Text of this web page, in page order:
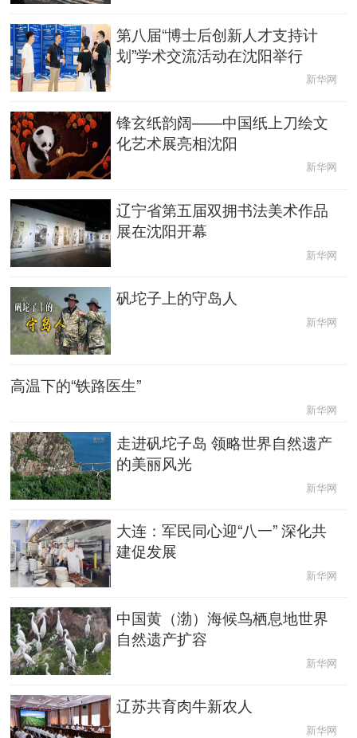
地方频道
北京 天津 河北 山西
浙江 安徽 福建
山东
广东 广西 海南 重庆
四川 西藏
陕西 甘肃 青海
新疆
English Español Français عربى
Русский язык 한국어
Deutsch Português
第八届“博士后创新人才支持计
划”学术交流活动在沈阳举行
新华网
锋玄纸韵阔——中国纸上刀绘文
化艺术展亮相沈阳
新华网
辽宁省第五届双拥书法美术作品
展在沈阳开幕
新华网
矾坨子上的守岛人
新华网
高温下的“铁路医生”
新华网
走进矾坨子岛 领略世界自然遗产
的美丽风光
新华网
大连：军民同心迎“八一” 深化共
建促发展
新华网
中国黄（渤）海候鸟栖息地世界
自然遗产扩容
新华网
辽苏共育肉牛新农人
新华网